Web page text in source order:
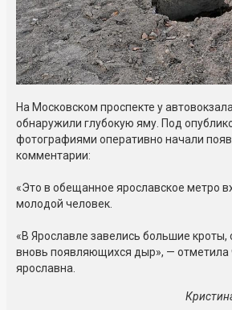
На Московском проспекте у
обнаружили глубокую яму. Под
фотографиями оперативно начали
комментарии:
«Это в обещанное ярославское метро
молодой человек.
«В Ярославле завелись большие кроты,
вновь появляющихся дыр», — отметила
ярославна.